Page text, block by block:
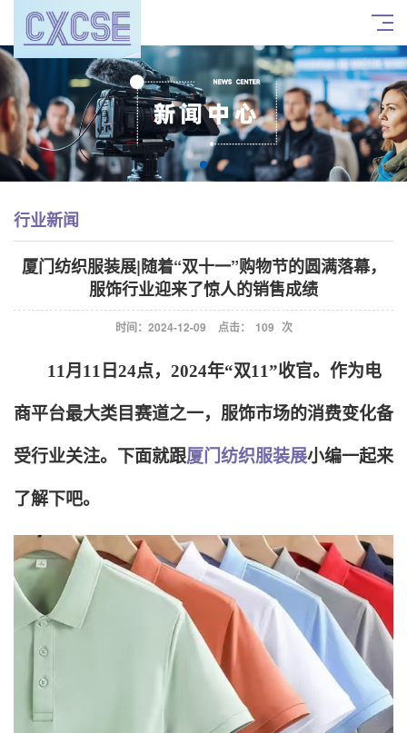
行业新闻
厦门纺织服装展|随着“双十一”购物节的圆满落幕，
服饰行业迎来了惊人的销售成绩
时间：2024-12-09 点击： 109 次
11月11日24点，2024年“双11”收官。作为电
商平台最大类目赛道之一，服饰市场的消费变化备
受行业关注。下面就跟厦门纺织服装展小编一起来
了解下吧。